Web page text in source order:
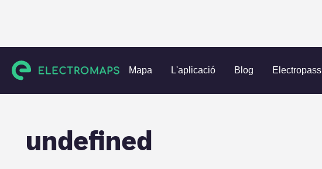
Mapa L'aplicació Blog Electropass
Charging stations Països Baixos Tilburg Tilburg undefined
undefined